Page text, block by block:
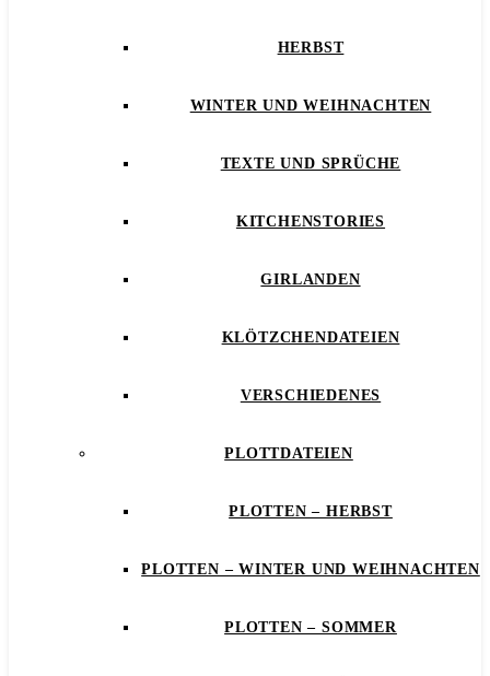
HERBST
WINTER UND WEIHNACHTEN
TEXTE UND SPRÜCHE
KITCHENSTORIES
GIRLANDEN
KLÖTZCHENDATEIEN
VERSCHIEDENES
PLOTTDATEIEN
PLOTTEN – HERBST
PLOTTEN – WINTER UND WEIHNACHTEN
PLOTTEN – SOMMER